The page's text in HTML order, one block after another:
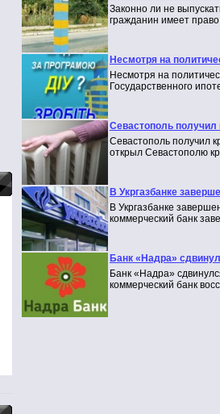
Законно ли не
гражданин имеет
Несмотря на
Несмотря на
Государственного
Севастополь получил
Севастополь получил
открыл Севастополю
В Укргазбанке
В Укргазбанке
коммерческий банк
Банк «Надра»
Банк «Надра»
коммерческий банк